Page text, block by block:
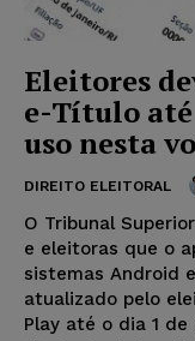
Eleitores
e-Título
uso nesta
DIREITO ELEITORAL
O Tribunal
e eleitoras que o
sistemas Android
atualizado pelo
Play até o dia 1